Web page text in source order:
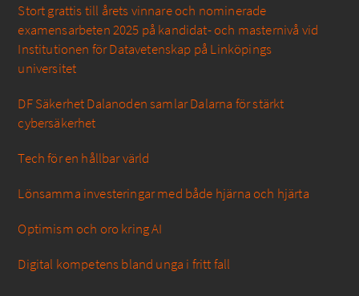
Stort grattis till årets vinnare och nominerade
examensarbeten 2025 på kandidat- och masternivå vid
Institutionen för Datavetenskap på Linköpings
universitet
DF Säkerhet Dalanoden samlar Dalarna för stärkt
cybersäkerhet
Tech för en hållbar värld
Lönsamma investeringar med både hjärna och hjärta
Optimism och oro kring AI
Digital kompetens bland unga i fritt fall